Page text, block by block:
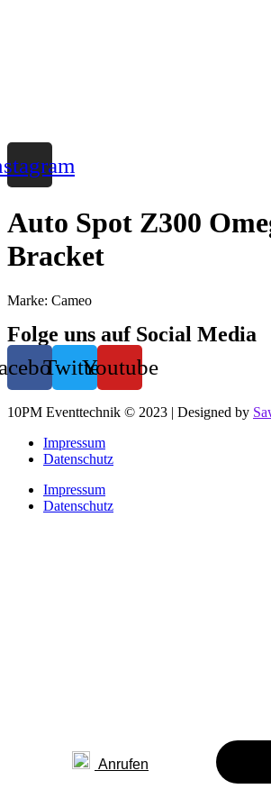
Anrufen
Auto Spot Z300
Bracket
Marke: Cameo
Folge uns auf Social Media
TwitterYoutube
10PM Eventtechnik © 2023 | Designed by
Impressum
Datenschutz
Impressum
Datenschutz